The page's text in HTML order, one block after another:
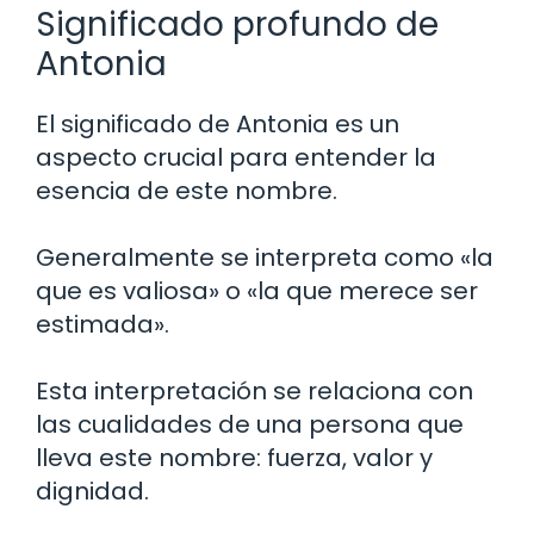
Significado profundo de
Antonia
El significado de Antonia es un
aspecto crucial para entender la
esencia de este nombre.
Generalmente se interpreta como «la
que es valiosa» o «la que merece ser
estimada».
Esta interpretación se relaciona con
las cualidades de una persona que
lleva este nombre: fuerza, valor y
dignidad.